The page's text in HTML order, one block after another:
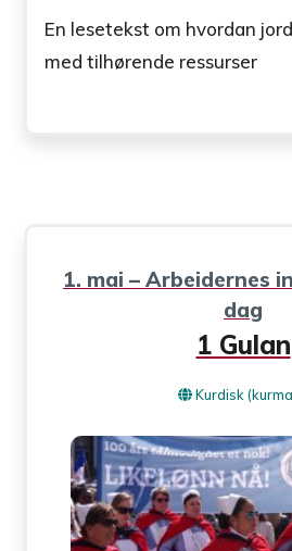
En lesetekst om hvordan
med tilhørende ressurser
1. mai – Arbeidernes
dag
1 Gulan
Kurdisk